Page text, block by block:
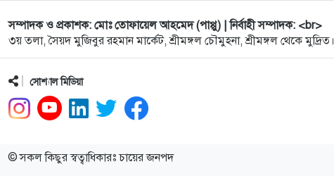
সম্পাদক ও প্রকাশক: মোঃ তোফায়েল আহমেদ (পাপ্পু) | নির্বাহী সম্পাদক: <br>
৩য় তলা, সৈয়দ মুজিবুর রহমান মার্কেট, শ্রীমঙ্গল চৌমুহনা, শ্রীমঙ্গল থেকে মুদ্রিত।
সোশ্যাল মিডিয়া
© সকল কিছুর স্বত্বাধিকারঃ চায়ের জনপদ